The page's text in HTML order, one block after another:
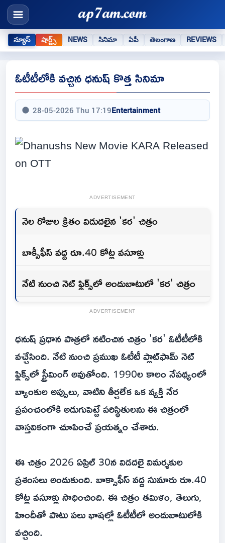
న్యూస్ షార్ట్స్ NEWS సినిమా ఏపీ తెలంగాణ REVIEWS
ఓటీటీలోకి వచ్చిన ధనుష్ కొత్త సినిమా
28-05-2026 Thu 17:19Entertainment
ADVERTISEMENT
నెల రోజుల క్రితం విడుదలైన 'కర' చిత్రం
బాక్సీఫీస్ వద్ద రూ.40 కోట్ల వసూళ్లు
నేటి నుంచి నెట్ ఫ్లిక్స్‌లో అందుబాటులో 'కర' చిత్రం
ADVERTISEMENT
ధనుష్ ప్రధాన పాత్రలో నటించిన చిత్రం 'కర' ఓటీటీలోకి
వచ్చేసింది. నేటి నుంచి ప్రముఖ ఓటీటీ ప్లాట్‌ఫామ్ నెట్
ఫ్లిక్స్‌లో స్ట్రీమింగ్ అవుతోంది. 1990ల కాలం నేపథ్యంలో
బ్యాంకుల అప్పులు, వాటిని తీర్చలేక ఒక వ్యక్తి నేర
ప్రపంచంలోకి అడుగుపెట్టే పరిస్థితులను ఈ చిత్రంలో
వాస్తవికంగా చూపించే ప్రయత్నం చేశారు.
ఈ చిత్రం 2026 ఏప్రిల్ 30న విడదలై విమర్శకుల
ప్రశంసలు అందుకుంది. బాక్సాఫీస్ వద్ద సుమారు రూ.40
కోట్ల వసూళ్లు సాధించింది. ఈ చిత్రం తమిళం, తెలుగు,
హిందీతో పాటు పలు భాషల్లో ఓటీటీలో అందుబాటులోకి
వచ్చింది.